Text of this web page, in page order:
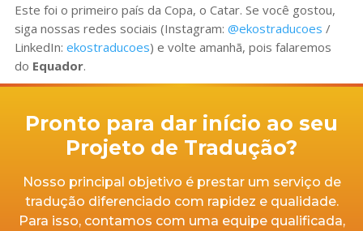
Este foi o primeiro país da Copa, o Catar. Se você gostou,
siga nossas redes sociais (Instagram: @ekostraducoes /
LinkedIn: ekostraducoes) e volte amanhã, pois falaremos
do Equador.
Pronto para dar início ao seu
Projeto de Tradução?
Nosso principal objetivo é prestar um serviço de
tradução diferenciado com rapidez e qualidade.
Para isso, contamos com uma equipe qualificada,